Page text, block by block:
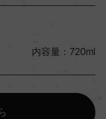
内容量：720ml